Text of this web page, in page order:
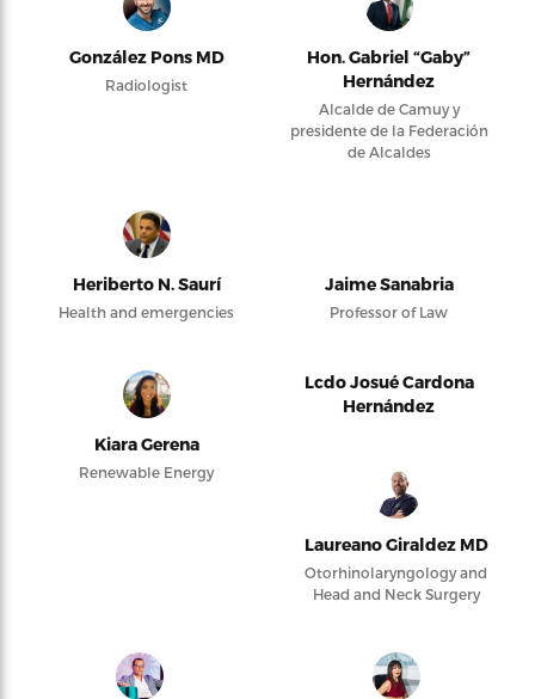
González Pons MD
Radiologist
Hon. Gabriel “Gaby”
Hernández
Alcalde de Camuy y
presidente de la Federación
de Alcaldes
Heriberto N. Saurí
Health and emergencies
Jaime Sanabria
Professor of Law
Kiara Gerena
Renewable Energy
Lcdo Josué Cardona
Hernández
Laureano Giraldez MD
Otorhinolaryngology and
Head and Neck Surgery